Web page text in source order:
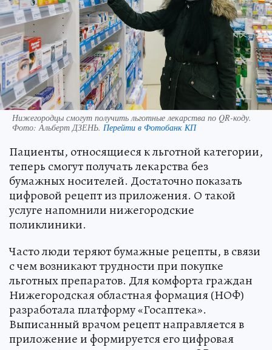
Нижегородцы смогут получить льготные лекарства по QR-коду.
Фото:Альберт ДЗЕНЬ. Перейти в Фотобанк КП
Пациенты, относящиеся к льготной категории,
теперь смогут получать лекарства без
бумажных носителей. Достаточно показать
цифровой рецепт из приложения. О такой
услуге напомнили нижегородские
поликлиники.
Часто люди теряют бумажные рецепты, в связи
с чем возникают трудности при покупке
льготных препаратов. Для комфорта граждан
Нижегородская областная формация (НОФ)
разработала платформу «Госаптека».
Выписанный врачом рецепт направляется в
приложение и формируется его цифровая